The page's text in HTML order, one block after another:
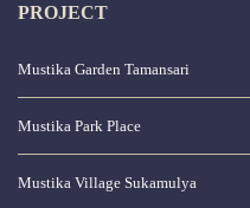
PROJECT
Mustika Garden Tamansari
Mustika Park Place
Mustika Village Sukamulya